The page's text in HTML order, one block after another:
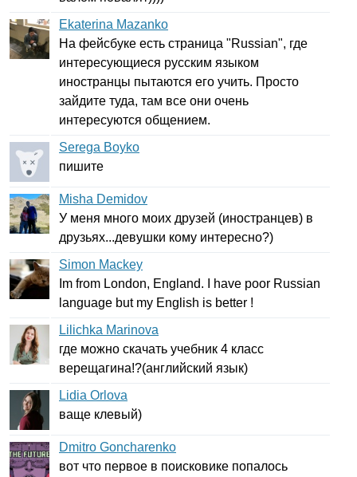
Ekaterina Mazanko
На фейсбуке есть страница "Russian", где
интересующиеся русским языком
иностранцы пытаются его учить. Просто
зайдите туда, там все они очень
интересуются общением.
Serega Boyko
пишите
Misha Demidov
У меня много моих друзей (иностранцев) в
друзьях...девушки кому интересно?)
Simon Mackey
Im from London, England. have poor Russian
language but my English is better !
Lilichka Marinova
где можно скачать учебник 4 класс
верещагина!?(английский язык)
Lidia Orlova
ваще клевый)
Dmitro Goncharenko
вот что первое в поисковике попалось